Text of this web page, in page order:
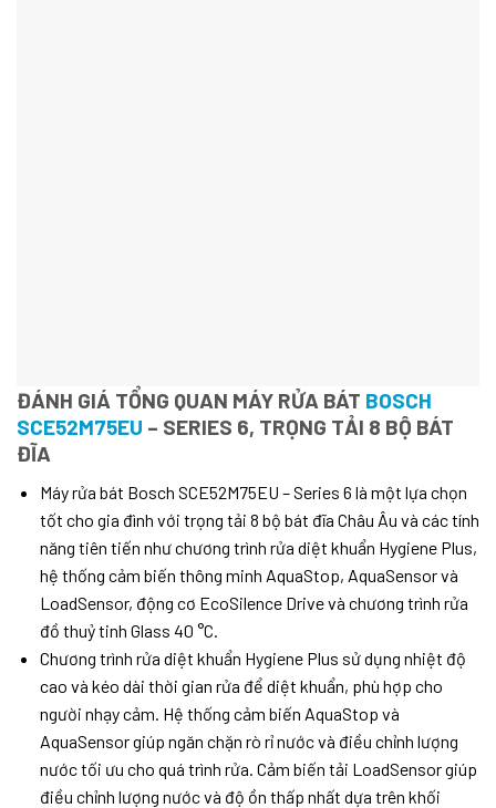
ĐÁNH GIÁ TỔNG QUAN MÁY RỬA BÁT BOSCH
SCE52M75EU – SERIES 6, TRỌNG TẢI 8 BỘ BÁT
ĐĨA
Máy rửa bát Bosch SCE52M75EU – Series 6 là một lựa chọn
tốt cho gia đình với trọng tải 8 bộ bát đĩa Châu Âu và các tính
năng tiên tiến như chương trình rửa diệt khuẩn Hygiene Plus,
hệ thống cảm biến thông minh AquaStop, AquaSensor và
LoadSensor, động cơ EcoSilence Drive và chương trình rửa
đồ thuỷ tinh Glass 40 °C.
Chương trình rửa diệt khuẩn Hygiene Plus sử dụng nhiệt độ
cao và kéo dài thời gian rửa để diệt khuẩn, phù hợp cho
người nhạy cảm. Hệ thống cảm biến AquaStop và
AquaSensor giúp ngăn chặn rò rỉ nước và điều chỉnh lượng
nước tối ưu cho quá trình rửa. Cảm biến tải LoadSensor giúp
điều chỉnh lượng nước và độ ồn thấp nhất dựa trên khối